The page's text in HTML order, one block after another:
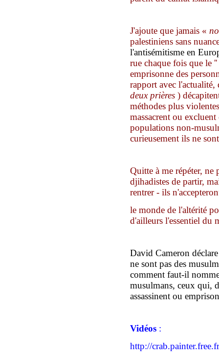
J'ajoute que jamais «
palestiniens sans
l'antisémitisme en
rue chaque fois que le ''
emprisonne des
rapport avec l'actualité,
deux prières ) décapite
méthodes plus
massacrent ou excluent
populations non-
curieusement ils ne
Quitte à me répéter, ne
djihadistes de partir,
rentrer - ils
le monde de l'altérité
d'ailleurs l'essentiel du
David Cameron
ne sont pas des
comment faut-il
musulmans, ceux qui,
assassinent ou
Vidéos :
http://